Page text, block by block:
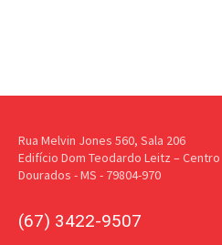
Rua Melvin Jones 560, Sala 206
Edifício Dom Teodardo Leitz – Centro
Dourados - MS - 79804-970
(67) 3422-9507